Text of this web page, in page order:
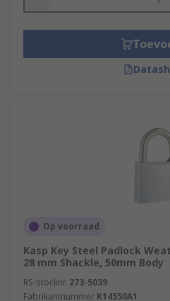
Op voorraad
Kasp Key Steel Padlock
28 mm Shackle, 50mm Body
RS-stocknr. 273-5039
Fabrikantnummer K14550A1